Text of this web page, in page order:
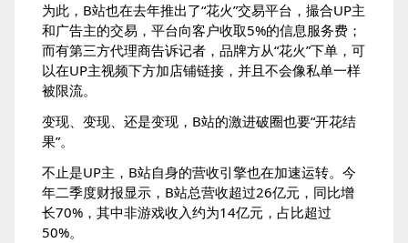
为此，B站也在去年推出了“花火”交易平台，撮合UP主
和广告主的交易，平台向客户收取5%的信息服务费；
而有第三方代理商告诉记者，品牌方从“花火”下单，可
以在UP主视频下方加店铺链接，并且不会像私单一样
被限流。
变现、变现、还是变现，B站的激进破圈也要“开花结
果”。
不止是UP主，B站自身的营收引擎也在加速运转。今
年二季度财报显示，B站总营收超过26亿元，同比增
长70%，其中非游戏收入约为14亿元，占比超过
50%。